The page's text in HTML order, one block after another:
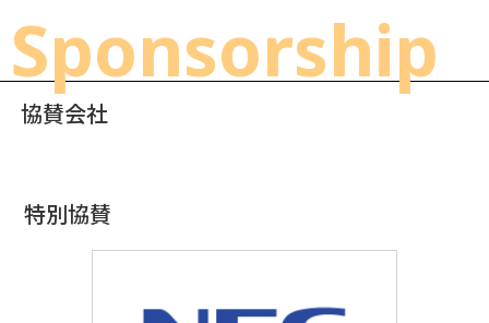
Sponsorship
協賛会社
特別協賛